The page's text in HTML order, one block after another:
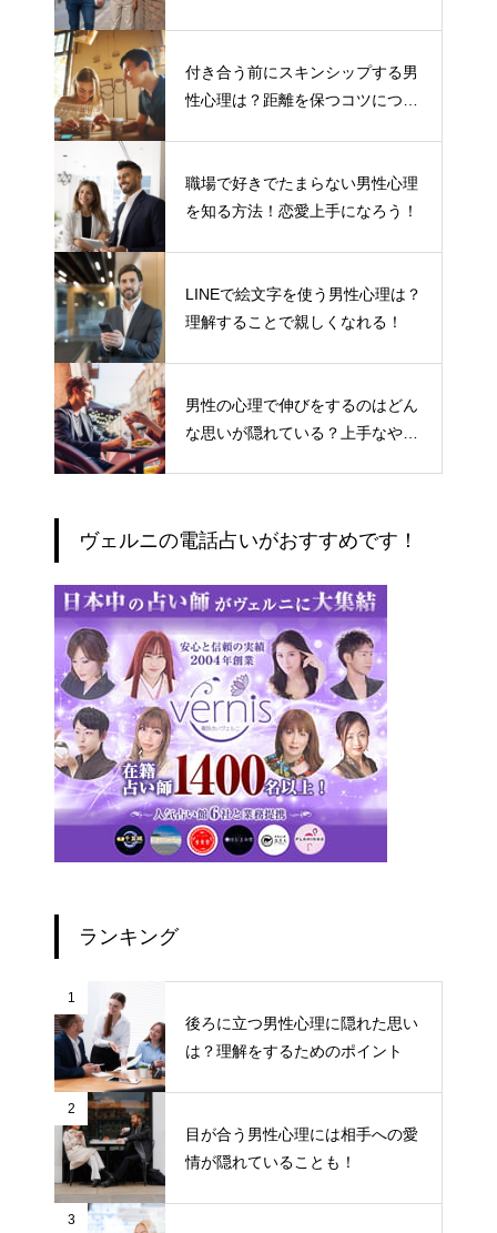
付き合う前にスキンシップする男
性心理は？距離を保つコツについ
職場で好きでたまらない男性心理
を知る方法！恋愛上手になろう！
LINEで絵文字を使う男性心理は？
理解することで親しくなれる！
男性の心理で伸びをするのはどん
な思いが隠れている？上手なやり
ヴェルニの電話占いがおすすめです！
ランキング
1
後ろに立つ男性心理に隠れた思い
は？理解をするためのポイント
2
目が合う男性心理には相手への愛
情が隠れていることも！
3